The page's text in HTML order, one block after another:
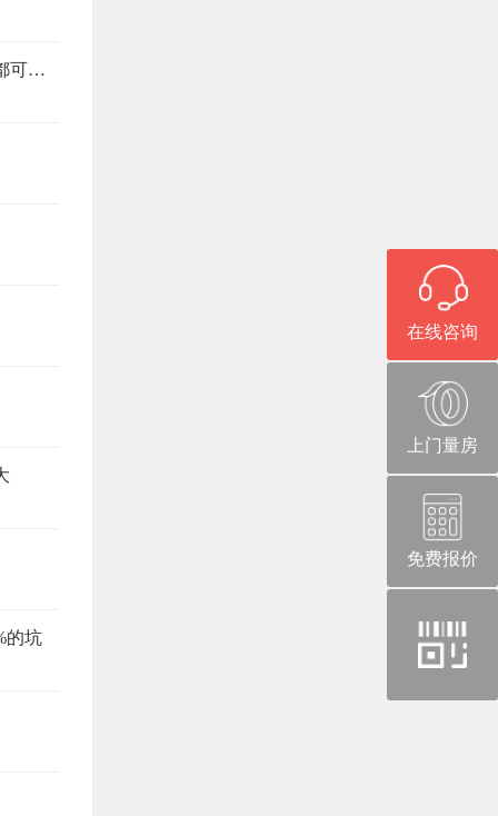
在线咨询
上门量房
免费报价
微
旧房改造避坑指南，这6个注意事项，少看一个都可能返工
的坑